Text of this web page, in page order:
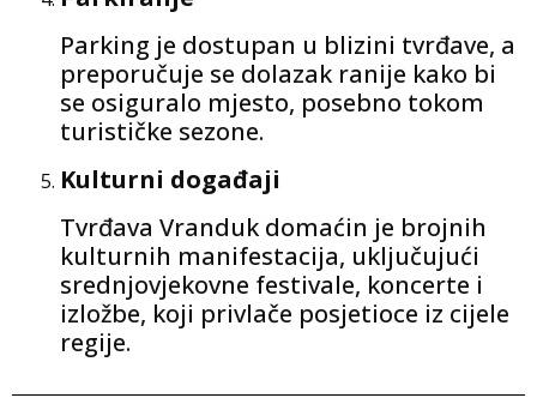
Parking je dostupan u blizini tvrđave, a
preporučuje se dolazak ranije kako bi
se osiguralo mjesto, posebno tokom
turističke sezone.
Kulturni događaji
Tvrđava Vranduk domaćin je brojnih
kulturnih manifestacija, uključujući
srednjovjekovne festivale, koncerte i
izložbe, koji privlače posjetioce iz cijele
regije.